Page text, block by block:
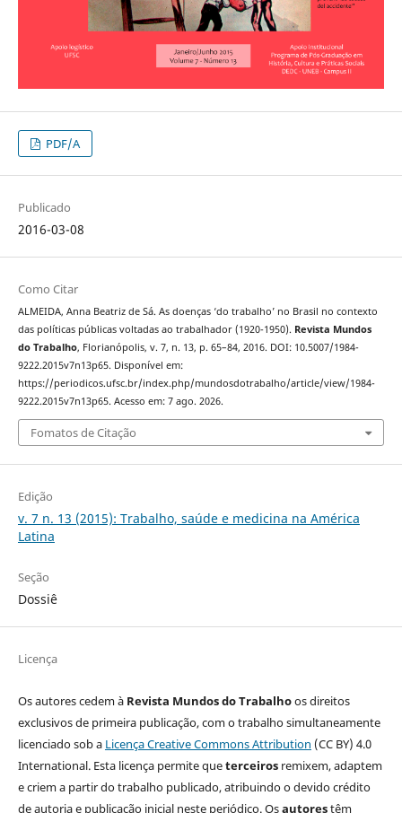
PDF/A
Publicado
2016-03-08
Como Citar
ALMEIDA, Anna Beatriz de Sá. As doenças ‘do trabalho’ no Brasil no contexto
das políticas públicas voltadas ao trabalhador (1920-1950). Revista Mundos
do Trabalho, Florianópolis, v. 7, n. 13, p. 65–84, 2016. DOI: 10.5007/1984-
9222.2015v7n13p65. Disponível em:
https://periodicos.ufsc.br/index.php/mundosdotrabalho/article/view/1984-
9222.2015v7n13p65. Acesso em: 7 ago. 2026.
Fomatos de Citação
Edição
v. 7 n. 13 (2015): Trabalho, saúde e medicina na América
Latina
Seção
Dossiê
Licença
Os autores cedem à Revista Mundos do Trabalhoos direitos
exclusivos de primeira publicação, com o trabalho simultaneamente
licenciado sob a Licença Creative Commons Attribution (CC BY) 4.0
International. Esta licença permite queterceirosremixem, adaptem
e criem a partir do trabalho publicado, atribuindo o devido crédito
de autoria e publicação inicial neste periódico. Osautorestêm